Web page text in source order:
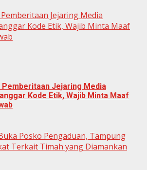
Jejaring Media
Kode Etik, Wajib Minta Maaf
Pemberitaan Jejaring Media
Kode Etik, Wajib Minta Maaf
Posko Pengaduan, Tampung
Terkait Timah yang Diamankan